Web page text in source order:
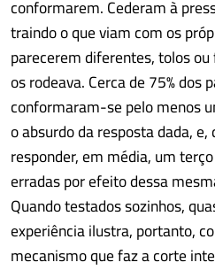
conformarem. Cederam à
traindo o que viam com os
parecerem diferentes, tolos
os rodeava. Cerca de 75% dos
conformaram-se pelo menos
o absurdo da resposta dada,
responder, em média, um
erradas por efeito dessa
Quando testados sozinhos,
experiência ilustra, portanto,
mecanismo que faz a corte